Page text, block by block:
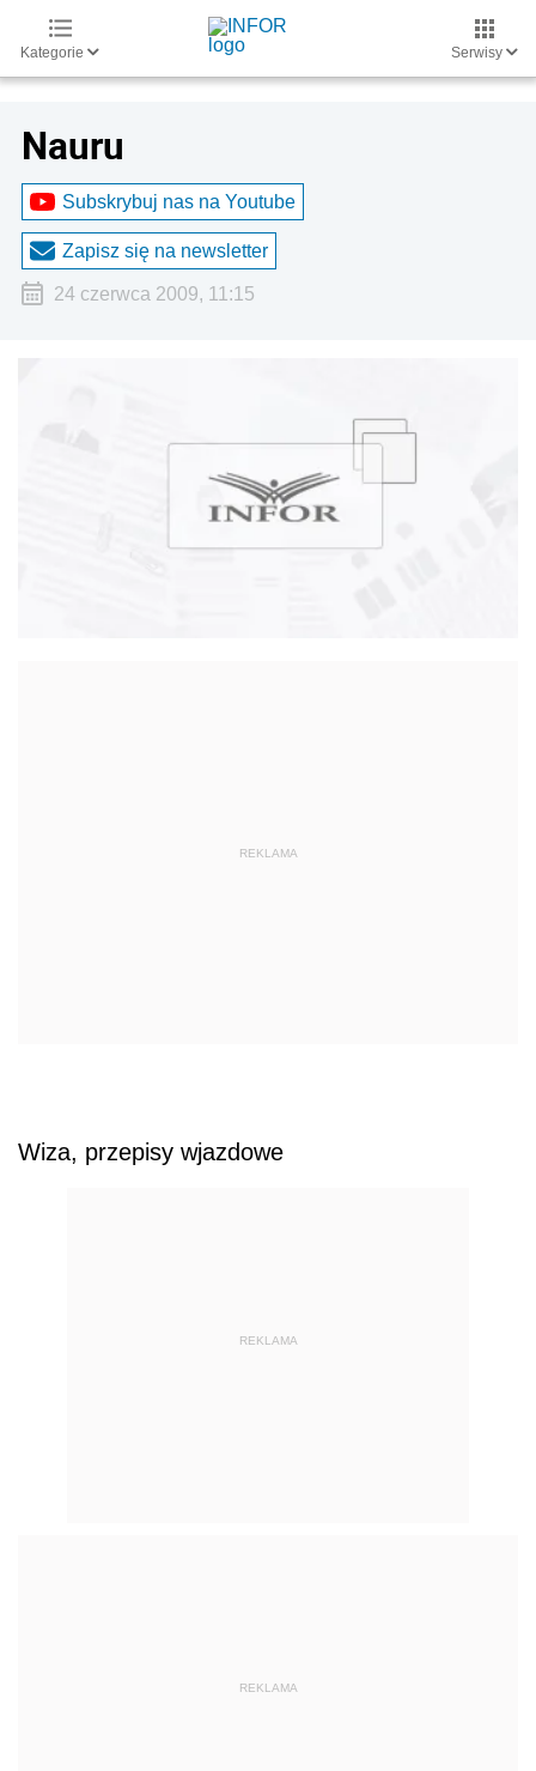
Kategorie Serwisy
Nauru
Subskrybuj nas na Youtube
Zapisz się na newsletter
24 czerwca 2009, 11:15
Wiza, przepisy wjazdowe
REKLAMA
REKLAMA